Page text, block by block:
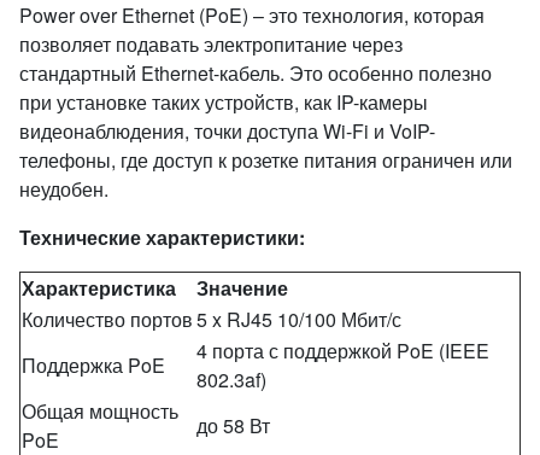
Power over Ethernet (PoE) – это технология, которая
позволяет подавать электропитание через
стандартный Ethernet-кабель. Это особенно полезно
при установке таких устройств, как IP-камеры
видеонаблюдения, точки доступа Wi-Fi и VoIP-
телефоны, где доступ к розетке питания ограничен или
неудобен.
Технические характеристики:
Характеристика
Значение
Количество портов5 x RJ45 10/100 Мбит/с
Поддержка PoE
4 порта с поддержкой PoE (IEEE
802.3af)
Общая мощность
PoE
до 58 Вт